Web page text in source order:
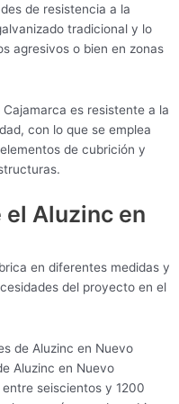
de resistencia a la
tradicional y lo
agresivos o bien en zonas
es resistente a la
con lo que se emplea
de cubrición y
el Aluzinc en
en diferentes medidas y
del proyecto en el
de Aluzinc en Nuevo
Aluzinc en Nuevo
seiscientos y 1200